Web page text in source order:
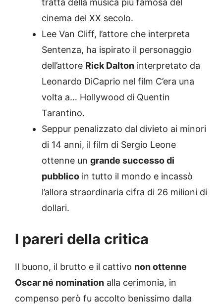
tratta della musica più famosa del
cinema del XX secolo.
Lee Van Cliff, l’attore che interpreta
Sentenza, ha ispirato il personaggio
dell’attore Rick Dalton interpretato da
Leonardo DiCaprio nel film C’era una
volta a… Hollywood di Quentin
Tarantino.
Seppur penalizzato dal divieto ai minori
di 14 anni, il film di Sergio Leone
ottenne un grande successo di
pubblico in tutto il mondo e incassò
l’allora straordinaria cifra di 26 milioni di
dollari.
I pareri della critica
Il buono, il brutto e il cattivo non ottenne
Oscar né nomination alla cerimonia, in
compenso però fu accolto benissimo dalla